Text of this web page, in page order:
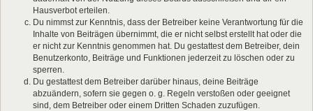
Hausverbot erteilen.
Du nimmst zur Kenntnis, dass der Betreiber keine Verantwortung für die
Inhalte von Beiträgen übernimmt, die er nicht selbst erstellt hat oder die
er nicht zur Kenntnis genommen hat. Du gestattest dem Betreiber, dein
Benutzerkonto, Beiträge und Funktionen jederzeit zu löschen oder zu
sperren.
Du gestattest dem Betreiber darüber hinaus, deine Beiträge
abzuändern, sofern sie gegen o. g. Regeln verstoßen oder geeignet
sind, dem Betreiber oder einem Dritten Schaden zuzufügen.